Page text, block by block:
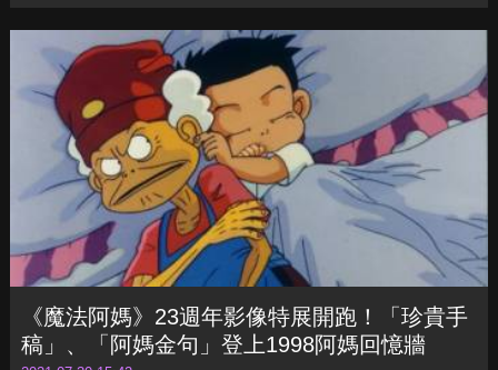
《魔法阿媽》23週年影像特展開跑！「珍貴手
稿」、「阿媽金句」登上1998阿媽回憶牆
2021-07-30 15:42